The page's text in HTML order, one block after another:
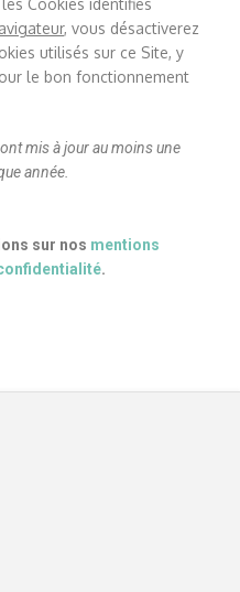
Cookies identifiés
, vous désactiverez
utilisés sur ce Site, y
le bon fonctionnement
mis à jour au moins une
année.
sur nos mentions
.